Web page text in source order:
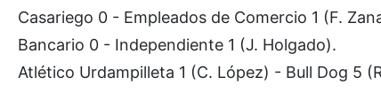
Casariego 0 - Empleados de Comercio 1 (F.
Bancario 0 - Independiente 1 (J. Holgado).
Atlético Urdampilleta 1 (C. López) - Bull Dog 5